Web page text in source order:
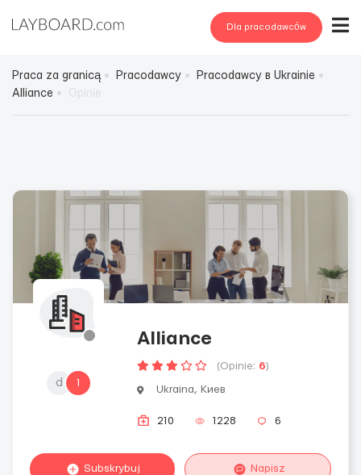
Dla pracodawców
Praca za granicą Pracodawcy
Pracodawcy в Ukrainie
Alliance
d 1
Alliance
(Opinie: 6)
Ukraina, Киев
210 1228 6
Subskrybuj Napisz